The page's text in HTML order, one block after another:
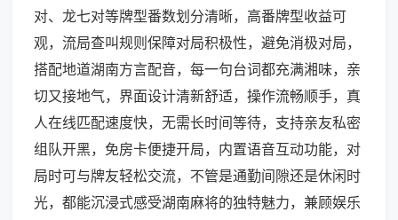
对、龙七对等牌型番数划分清晰，高番牌型收益可
观，流局查叫规则保障对局积极性，避免消极对局，
搭配地道湖南方言配音，每一句台词都充满湘味，亲
切又接地气，界面设计清新舒适，操作流畅顺手，真
人在线匹配速度快，无需长时间等待，支持亲友私密
组队开黑，免房卡便捷开局，内置语音互动功能，对
局时可与牌友轻松交流，不管是通勤间隙还是休闲时
光，都能沉浸式感受湖南麻将的独特魅力，兼顾娱乐